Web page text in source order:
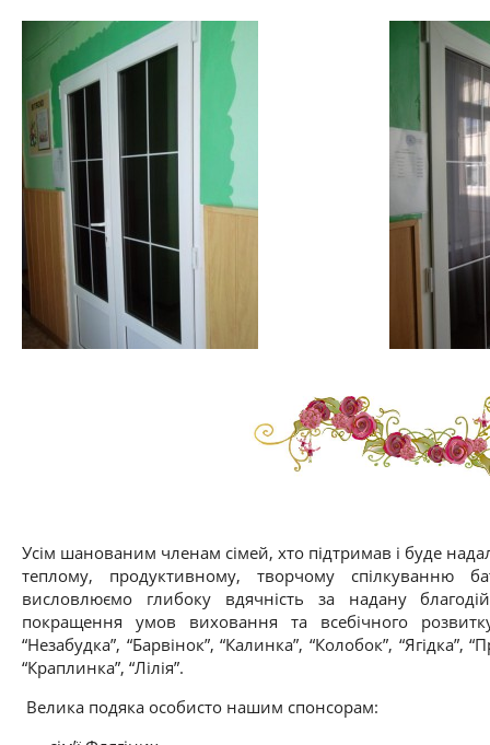
Усім шанованим членам сімей, хто підтримав і буде
теплому, продуктивному, творчому спілкуванню
висловлюємо глибоку вдячність за надану
покращення умов виховання та всебічного
“Незабудка”, “Барвінок”, “Калинка”, “Колобок”, “Ягідка”,
“Краплинка”, “Лілія”.
Велика подяка особисто нашим спонсорам: